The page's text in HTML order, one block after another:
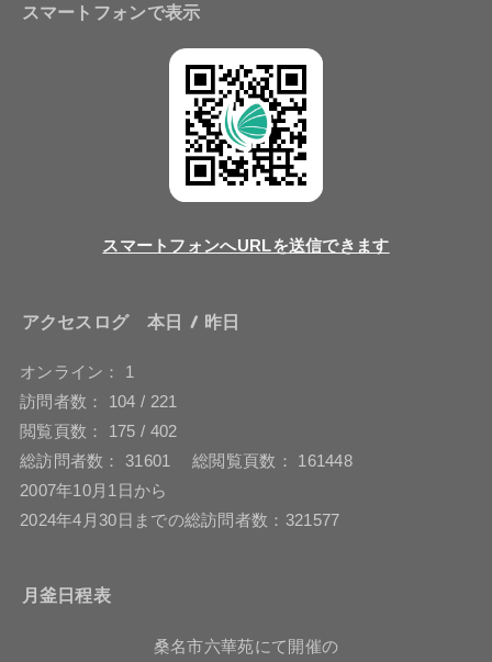
スマートフォンで表示
スマートフォンへURLを送信できます
アクセスログ 本日 / 昨日
オンライン： 1
訪問者数： 104 / 221
閲覧頁数： 175 / 402
総訪問者数： 31601 総閲覧頁数： 161448
2007年10月1日から
2024年4月30日までの総訪問者数：321577
月釜日程表
桑名市六華苑にて開催の